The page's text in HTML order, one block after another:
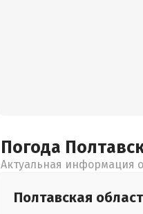
Погода
Актуальная информация
Полтавская